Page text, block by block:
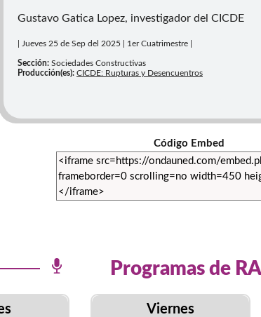
Gustavo Gatica Lopez, investigador del CICDE
| Jueves 25 de Sep del 2025 | 1er Cuatrimestre |
Sección: Sociedades Constructivas
Producción(es): CICDE: Rupturas y Desencuentros
Código Embed
Programas de
Viernes